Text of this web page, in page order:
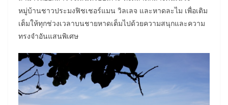
หมู่บ้านชาวประมงฟิชเชอร์แมน วิลเลจ และหาดละไม เพื่อเติม
เต็มให้ทุกช่วงเวลาบนชายหาดเต็มไปด้วยความสนุกและความ
ทรงจำอันแสนพิเศษ